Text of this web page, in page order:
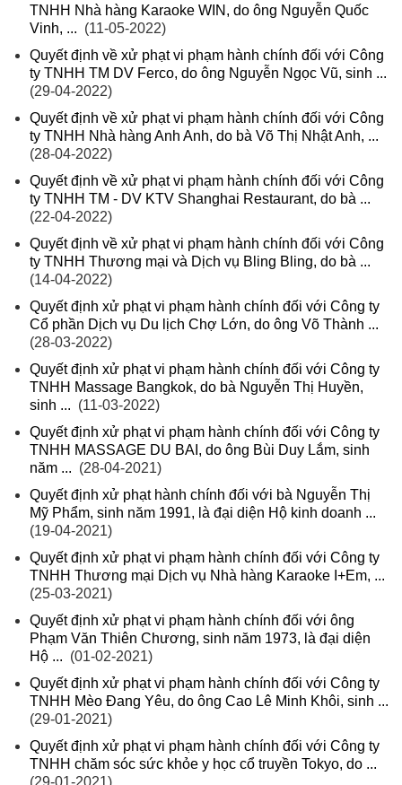
TNHH Nhà hàng Karaoke WIN, do ông Nguyễn Quốc
Vinh, ... (11-05-2022)
Quyết định về xử phạt vi phạm hành chính đối với Công
ty TNHH TM DV Ferco, do ông Nguyễn Ngọc Vũ, sinh ...
(29-04-2022)
Quyết định về xử phạt vi phạm hành chính đối với Công
ty TNHH Nhà hàng Anh Anh, do bà Võ Thị Nhật Anh, ...
(28-04-2022)
Quyết định về xử phạt vi phạm hành chính đối với Công
ty TNHH TM - DV KTV Shanghai Restaurant, do bà ...
(22-04-2022)
Quyết định về xử phạt vi phạm hành chính đối với Công
ty TNHH Thương mại và Dịch vụ Bling Bling, do bà ...
(14-04-2022)
Quyết định xử phạt vi phạm hành chính đối với Công ty
Cổ phần Dịch vụ Du lịch Chợ Lớn, do ông Võ Thành ...
(28-03-2022)
Quyết định xử phạt vi phạm hành chính đối với Công ty
TNHH Massage Bangkok, do bà Nguyễn Thị Huyền,
sinh ... (11-03-2022)
Quyết định xử phạt vi phạm hành chính đối với Công ty
TNHH MASSAGE DU BAI, do ông Bùi Duy Lắm, sinh
năm ... (28-04-2021)
Quyết định xử phạt hành chính đối với bà Nguyễn Thị
Mỹ Phẩm, sinh năm 1991, là đại diện Hộ kinh doanh ...
(19-04-2021)
Quyết định xử phạt vi phạm hành chính đối với Công ty
TNHH Thương mại Dịch vụ Nhà hàng Karaoke I+Em, ...
(25-03-2021)
Quyết định xử phạt vi phạm hành chính đối với ông
Phạm Văn Thiên Chương, sinh năm 1973, là đại diện
Hộ ... (01-02-2021)
Quyết định xử phạt vi phạm hành chính đối với Công ty
TNHH Mèo Đang Yêu, do ông Cao Lê Minh Khôi, sinh ...
(29-01-2021)
Quyết định xử phạt vi phạm hành chính đối với Công ty
TNHH chăm sóc sức khỏe y học cổ truyền Tokyo, do ...
(29-01-2021)